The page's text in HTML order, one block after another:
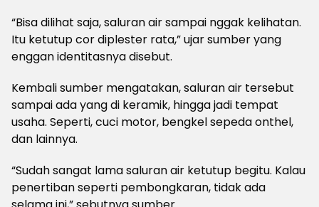
“Bisa dilihat saja, saluran air sampai nggak kelihatan.
Itu ketutup cor diplester rata,” ujar sumber yang
enggan identitasnya disebut.
Kembali sumber mengatakan, saluran air tersebut
sampai ada yang di keramik, hingga jadi tempat
usaha. Seperti, cuci motor, bengkel sepeda onthel,
dan lainnya.
“Sudah sangat lama saluran air ketutup begitu. Kalau
penertiban seperti pembongkaran, tidak ada